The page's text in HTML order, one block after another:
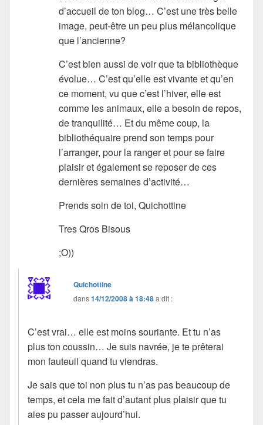
d’accueil de ton blog… C’est une très belle
image, peut-être un peu plus mélancolique
que l’ancienne?
C’est bien aussi de voir que ta bibliothèque
évolue… C’est qu’elle est vivante et qu’en
ce moment, vu que c’est l’hiver, elle est
comme les animaux, elle a besoin de repos,
de tranquilité… Et du même coup, la
bibliothéquaire prend son temps pour
l’arranger, pour la ranger et pour se faire
plaisir et également se reposer de ces
dernières semaines d’activité…
Prends soin de toi, Quichottine
Tres Qros Bisous
;O))
Quichottine
dans14/12/2008 à 18:48a dit :
C’est vrai… elle est moins souriante. Et tu n’as
plus ton coussin… Je suis navrée, je te prêterai
mon fauteuil quand tu viendras.
Je sais que toi non plus tu n’as pas beaucoup de
temps, et cela me fait d’autant plus plaisir que tu
aies pu passer aujourd’hui.